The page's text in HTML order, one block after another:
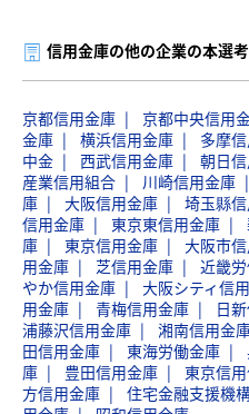
信用金庫の他の企業の本選
京都信用金庫 京都中央信用
金庫
横浜信用金庫 多摩
中金
西武信用金庫 朝日
産業信用組合
川崎信用金庫
庫
大阪信用金庫 埼玉縣
信用金庫
東京東信用金庫
庫
東京信用金庫 大阪市
用金庫
芝信用金庫 近畿
やか信用金庫
大阪シティ信
用金庫
青梅信用金庫 日
浦藤沢信用金庫
湘南信用金
田信用金庫
東海労働金庫
庫
豊田信用金庫 東京信
方信用金庫
住宅金融支援機